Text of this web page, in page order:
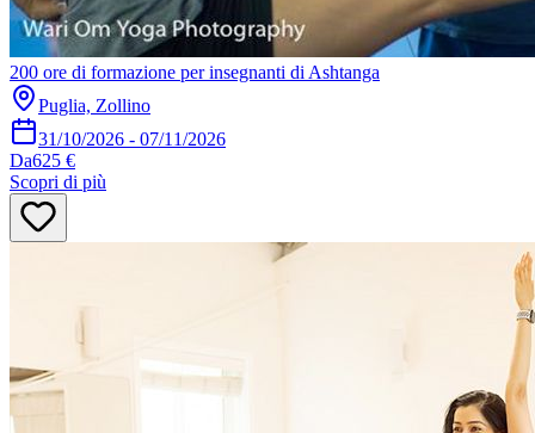
200 ore di formazione per insegnanti di Ashtanga
Puglia, Zollino
31/10/2026 - 07/11/2026
Da625 €
Scopri di più